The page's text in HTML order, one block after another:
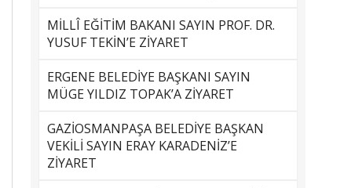
MİLLÎ EĞİTİM BAKANI SAYIN PROF. DR.
YUSUF TEKİN’E ZİYARET
ERGENE BELEDİYE BAŞKANI SAYIN
MÜGE YILDIZ TOPAK’A ZİYARET
GAZİOSMANPAŞA BELEDİYE BAŞKAN
VEKİLİ SAYIN ERAY KARADENİZ’E
ZİYARET